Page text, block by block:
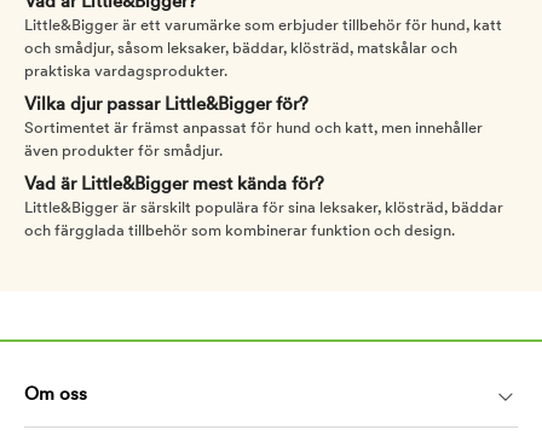
Little&Bigger är ett varumärke som erbjuder tillbehör för hund, katt
och smådjur, såsom leksaker, bäddar, klösträd, matskålar och
praktiska vardagsprodukter.
Vilka djur passar Little&Bigger för?
Sortimentet är främst anpassat för hund och katt, men innehåller
även produkter för smådjur.
Vad är Little&Bigger mest kända för?
Little&Bigger är särskilt populära för sina leksaker, klösträd, bäddar
och färgglada tillbehör som kombinerar funktion och design.
Om oss